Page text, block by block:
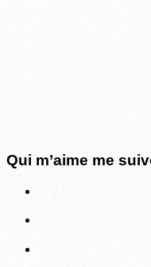
Qui m’aime me